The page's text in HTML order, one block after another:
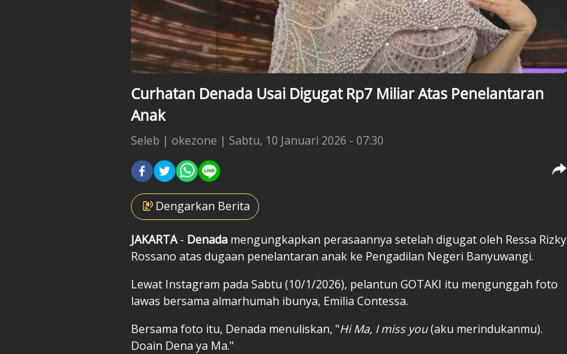
Curhatan Denada Usai Digugat Rp7 Miliar Atas Penelantaran
Anak
Seleb | okezone | Sabtu, 10 Januari 2026 - 07:30
Dengarkan Berita
JAKARTA- Denada mengungkapkan perasaannya setelah digugat oleh Ressa Rizky
Rossano atas dugaan penelantaran anak ke Pengadilan Negeri Banyuwangi.
Lewat Instagram pada Sabtu (10/1/2026), pelantun GOTAKI itu mengunggah foto
lawas bersama almarhumah ibunya, Emilia Contessa.
Bersama foto itu, Denada menuliskan, "Hi Ma, I miss you(aku merindukanmu).
Doain Dena ya Ma."